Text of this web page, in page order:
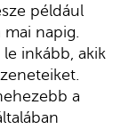
például
napig.
inkább, akik
a